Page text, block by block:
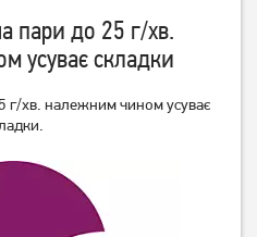
Праска Philips 5000 Series
DST5030/20
2 999грн
2 399грн
пари до 25 г/хв.
усуває складки
г/хв. належним чином усуває